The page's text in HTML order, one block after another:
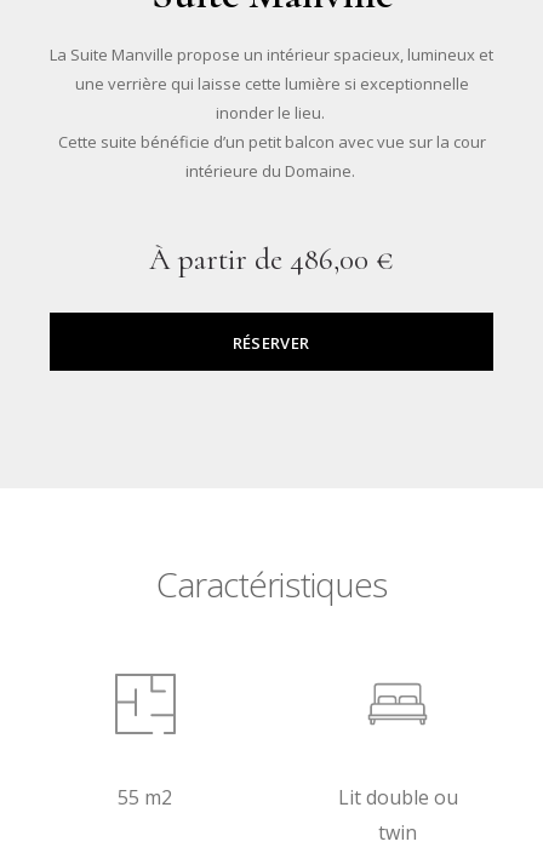
La Suite Manville propose un intérieur spacieux, lumineux et
une verrière qui laisse cette lumière si exceptionnelle
inonder le lieu.
Cette suite bénéficie d’un petit balcon avec vue sur la cour
intérieure du Domaine.
À partir de 486,00 €
RÉSERVER
Caractéristiques
55 m2
Lit double ou
twin